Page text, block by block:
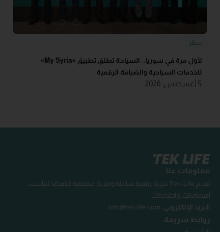
سفر
لأول مرة في سوريا.. السياحة تطلق تطبيق «‏My Syria‏»
للخدمات السياحية والضيافة ‏الرقمية
5 أغسطس, 2026
معلومات عنا
تقدم Tek-Life تجربة رقمية شاملة ومثرية مصممة خصيصًا لتناسب
اهتماماتك واحتياجاتك.
البريد الإلكتروني: info@tek-life.com
روابط سريعة